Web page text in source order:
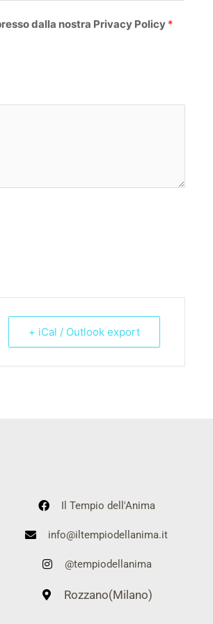
dalla nostra Privacy Policy *
+ iCal / Outlook export
Il Tempio dell'Anima
info@iltempiodellanima.it
@tempiodellanima
Rozzano(Milano)